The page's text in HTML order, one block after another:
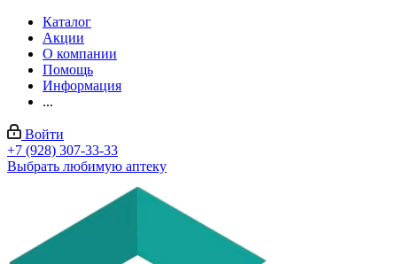
Каталог
Акции
О компании
Помощь
Информация
...
Войти
+7 (928) 307-33-33
Выбрать любимую аптеку